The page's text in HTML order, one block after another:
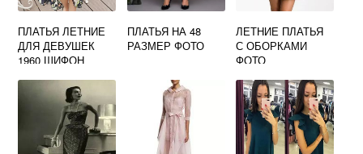
ПЛАТЬЯ ЛЕТНИЕ
ДЛЯ ДЕВУШЕК
1960 ШИФОН
ПЛАТЬЯ НА 48
РАЗМЕР ФОТО
ЛЕТНИЕ ПЛАТЬЯ
С ОБОРКАМИ
ФОТО